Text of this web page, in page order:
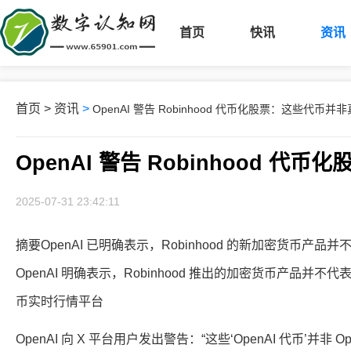
首页 快讯 资讯
首页 > 资讯 > OpenAI 警告 Robinhood 代币化股票：这些代币并非
OpenAI 警告 Robinhood 代币化
2025-07-31 23:42:11
摘要OpenAI 已明确表示，Robinhood 的新加密货币产品并
OpenAI 明确表示，Robinhood 推出的加密货币产品并不代
币实时行情平台
OpenAI 向 X 平台用户发出警告：“这些‘OpenAI 代币’并非